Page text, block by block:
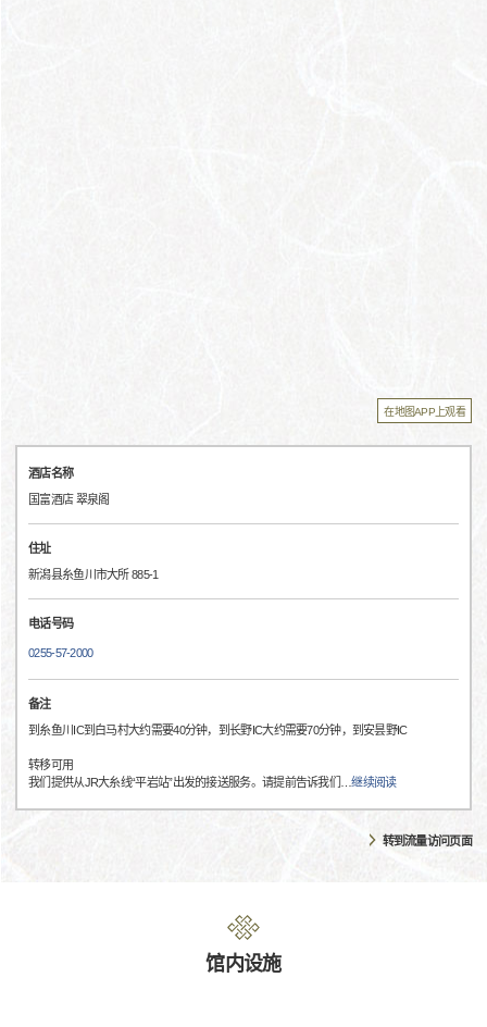
在地图APP上观看
酒店名称
国富酒店 翠泉阁
住址
新潟县糸鱼川市大所 885-1
电话号码
0255-57-2000
备注
到糸鱼川IC到白马村大约需要40分钟，到长野IC大约需要70分钟，到安昙野IC
转移可用
我们提供从JR大糸线“平岩站”出发的接送服务。请提前告诉我们
…继续阅读
转到流量访问页面
馆内设施